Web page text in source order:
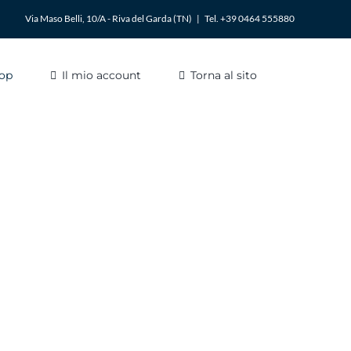
Via Maso Belli, 10/A - Riva del Garda (TN) | Tel. +39 0464 555880
Il mio account Torna al sito